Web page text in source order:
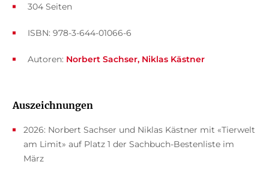
ISBN: 978-3-644-01066-6
304 Seiten
Autoren: Norbert Sachser Niklas Kästner
Auszeichnungen
2026: Norbert Sachser und Niklas Kästner mit «Tierwelt
am Limit» auf Platz 1 der Sachbuch-Bestenliste im
März